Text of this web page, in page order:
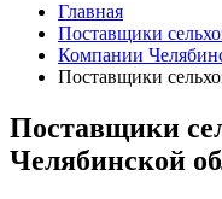
Главная
Поставщики
Компании
Поставщики
Поставщики
Челябинской